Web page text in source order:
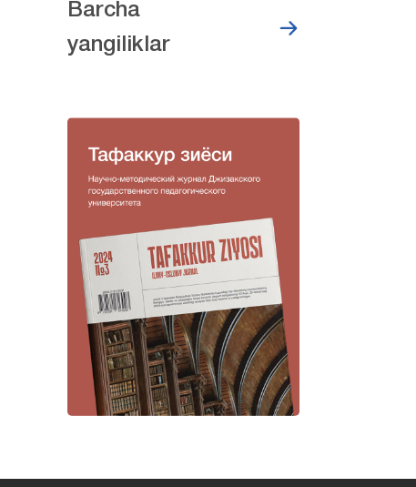
Barcha
yangiliklar